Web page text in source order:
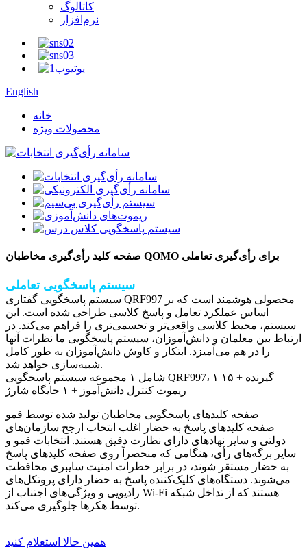
کاتالوگ
نرم‌افزار
English
خانه
محصولات ویژه
صفحه کلید رأی‌گیری مخاطبان QOMO برای رأی‌گیری تعاملی
سیستم پاسخگویی تعاملی
سیستم پاسخگویی گفتاری QRF997 محصولی هوشمند است که بر
اساس عملکرد تعامل و پاسخ کلاسی طراحی شده است. این
سیستم، محیط کلاسی واقعی‌تر و تجسمی‌تری را فراهم می‌کند. در
ارتباط بین معلمان و دانش‌آموزان، سیستم پاسخگویی ما نظرات آنها
را در هم می‌آمیزد. ابتکار و کاوش دانش‌آموزان به طور کامل
شبیه‌سازی خواهد شد.
شامل ۱ مجموعه سیستم پاسخگویی QRF997، ۱ گیرنده + ۱۵
ریموت کنترل دانش‌آموز + ۱ جایگاه شارژ
صفحه کلیدهای پاسخگویی مخاطبان تولید شده توسط قمو
صفحه کلیدهای پاسخ به حضار اغلب انتخاب ارجح سازمان‌های
دولتی و سایر نهادهای دارای نظارت دقیق هستند. انتخابات قمو و
سایر برگه‌های رأی، هنگامی که منحصراً روی صفحه کلیدهای پاسخ
به حضار مستقر شوند، در برابر خطرات امنیت سایبری محافظت
می‌شوند. دستگاه‌های کلیک‌کننده پاسخ به حضار دارای پروتکل‌های
رادیویی و ویژگی‌های اجتناب از Wi-Fi هستند که از تداخل شبکه
توسط هکرها جلوگیری می‌کند.
همین حالا استعلام کنید